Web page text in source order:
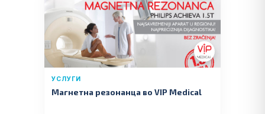
УСЛУГИ
Магнетна резонанца во VIP Medical